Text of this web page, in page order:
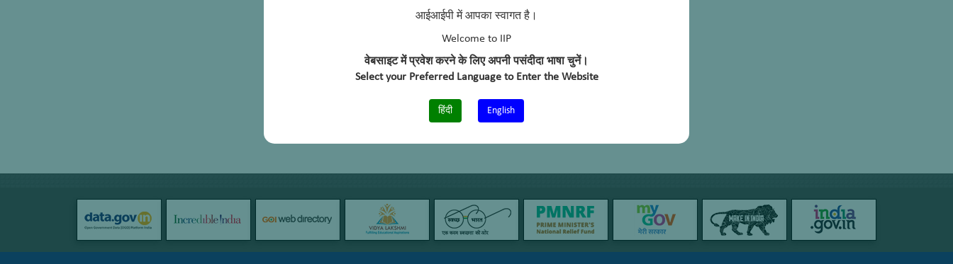
आईआईपी में आपका स्वागत है।
Welcome to IIP
वेबसाइट में प्रवेश करने के लिए अपनी पसंदीदा भाषा चुनें।
Select your Preferred Language to Enter the Website
हिंदी English